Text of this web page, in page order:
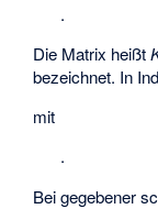
.
Die Matrix heißt
bezeichnet. In
mit
.
Bei gegebener